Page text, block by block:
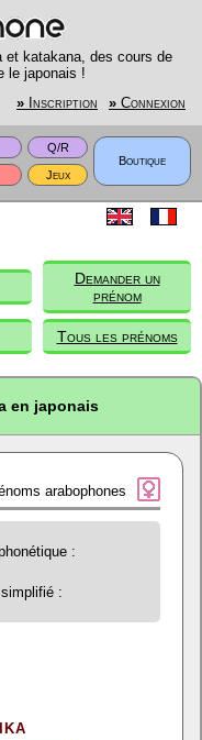
et katakana, des cours de
le japonais !
» Inscription » Connexion
Q/R
Boutique
Jeux
Demander un
prénom
Tous les prénoms
en japonais
arabophones
:
: